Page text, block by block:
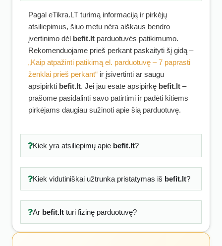
Pagal eTikra.LT turimą informaciją ir pirkėjų
atsiliepimus, šiuo metu nėra aiškaus bendro
įvertinimo dėl befit.lt parduotuvės patikimumo.
Rekomenduojame prieš perkant paskaityti šį gidą –
„Kaip atpažinti patikimą el. parduotuvę – 7 paprasti
ženklai prieš perkant“ ir įsivertinti ar saugu
apsipirkti befit.lt. Jei jau esate apsipirkę befit.lt –
prašome pasidalinti savo patirtimi ir padėti kitiems
pirkėjams daugiau sužinoti apie šią parduotuvę.
Kiek yra atsiliepimų apie befit.lt?
Kiek vidutiniškai užtrunka pristatymas iš befit.lt?
Ar befit.ltturi fizinę parduotuvę?